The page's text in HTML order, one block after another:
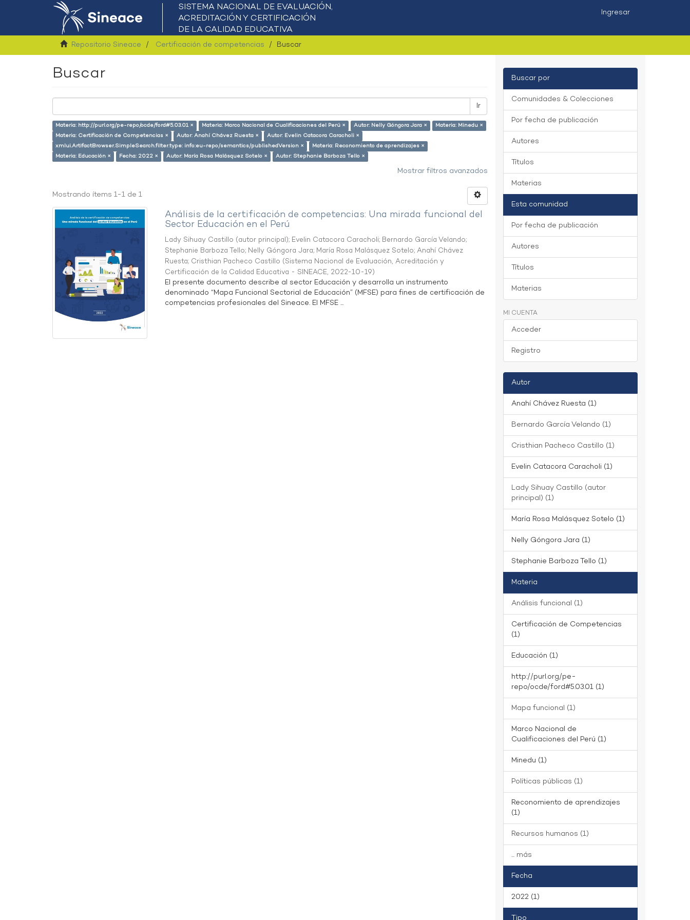
Ingresar
Repositorio Sineace Certificación de competencias Buscar
Buscar
Ir
Materia: http://purl.org/pe-repo/ocde/ford#5.03.01 × Materia: Marco Nacional de Cualificaciones del Perú × Autor: Nelly Góngora Jara ×
Materia: Minedu ×
Materia: Certificación de Competencias ×
Autor: Anahí Chávez Ruesta ×
Autor: Evelin Catacora Caracholi ×
xmlui.ArtifactBrowser.SimpleSearch.filter.type: info:eu-repo/semantics/publishedVersion ×
Materia: Reconomiento de aprendizajes ×
Materia: Educación ×
Fecha: 2022 × Autor: María Rosa Malásquez Sotelo × Autor: Stephanie Barboza Tello ×
Mostrar filtros avanzados
Mostrando ítems 1-1 de 1
Análisis de la certificación de competencias: Una mirada funcional del
Sector Educación en el Perú
Lady Sihuay Castillo (autor principal); Evelin Catacora Caracholi; Bernardo García Velando;
Stephanie Barboza Tello; Nelly Góngora Jara; María Rosa Malásquez Sotelo;Anahí Chávez
Ruesta; Cristhian Pacheco Castillo (Sistema Nacional de Evaluación, Acreditación y
Certificación de la Calidad Educativa - SINEACE, 2022-10-19)
El presente documento describe al sector Educación y desarrolla un instrumento
denominado “Mapa Funcional Sectorial de Educación” (MFSE) para fines de certificación de
competencias profesionales del Sineace. El MFSE ...
Buscar por
Comunidades & Colecciones
Por fecha de publicación
Autores
Títulos
Materias
Esta comunidad
Por fecha de publicación
Autores
Títulos
Materias
MI CUENTA
Acceder
Registro
Autor
Anahí Chávez Ruesta (1)
Bernardo García Velando (1)
Cristhian Pacheco Castillo (1)
Evelin Catacora Caracholi (1)
Lady Sihuay Castillo (autor
principal) (1)
María Rosa Malásquez Sotelo (1)
Nelly Góngora Jara (1)
Stephanie Barboza Tello (1)
Materia
Análisis funcional (1)
Certificación de Competencias
(1)
Educación (1)
http://purl.org/pe-
repo/ocde/ford#5.03.01 (1)
Mapa funcional (1)
Marco Nacional de
Cualificaciones del Perú (1)
Minedu (1)
Políticas públicas (1)
Reconomiento de aprendizajes
(1)
Recursos humanos (1)
... más
Fecha
2022 (1)